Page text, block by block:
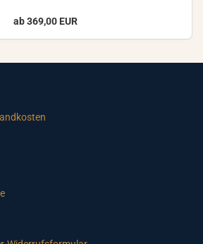
ab 369,00 EUR